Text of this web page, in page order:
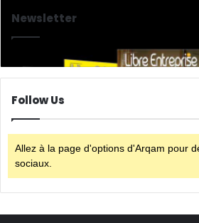
Newsletter
Follow Us
Allez à la page d'options d'Arqam pour
sociaux.